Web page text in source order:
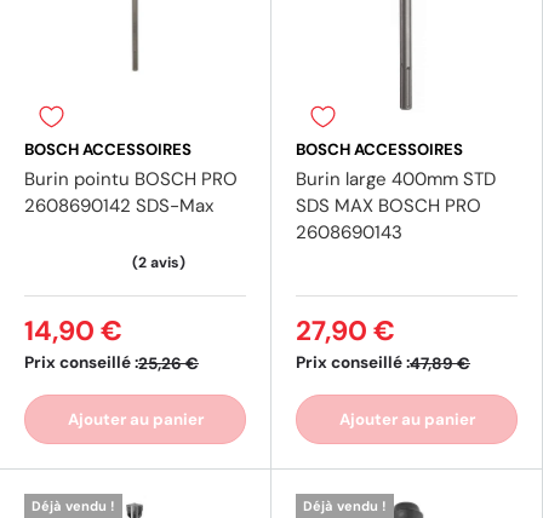
BOSCH ACCESSOIRES
Burin pointu BOSCH PRO
2608690142 SDS-Max
Prix conseillé :25,26 €
14,90 €
Ajouter au panier
BOSCH ACCESSOIRES
Burin large 400mm STD
SDS MAX BOSCH PRO
2608690143
Prix conseillé :47,89 €
27,90 €
Ajouter au panier
Déjà vendu ! Déjà vendu !